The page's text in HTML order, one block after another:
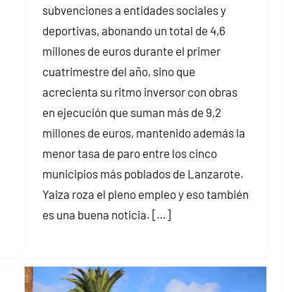
subvenciones a entidades sociales y
deportivas, abonando un total de 4,6
millones de euros durante el primer
cuatrimestre del año, sino que
acrecienta su ritmo inversor con obras
en ejecución que suman más de 9,2
millones de euros, mantenido además la
menor tasa de paro entre los cinco
municipios más poblados de Lanzarote.
Yaiza roza el pleno empleo y eso también
es una buena noticia. […]